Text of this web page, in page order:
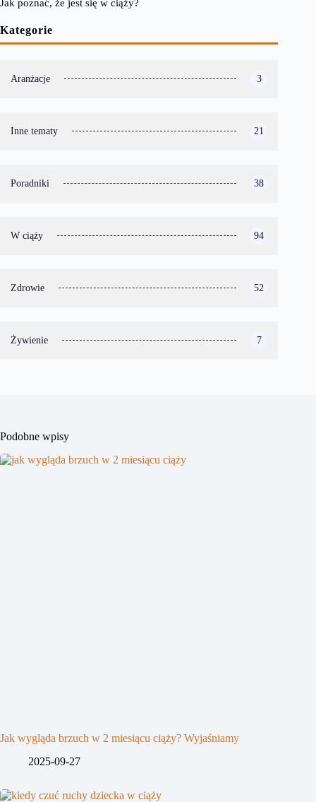
Jak poznać, że jest się w ciąży?
Kategorie
Aranżacje 3
Inne tematy 21
Poradniki 38
W ciąży 94
Zdrowie 52
Żywienie 7
Podobne wpisy
Jak wygląda brzuch w 2 miesiącu ciąży? Wyjaśniamy
2025-09-27